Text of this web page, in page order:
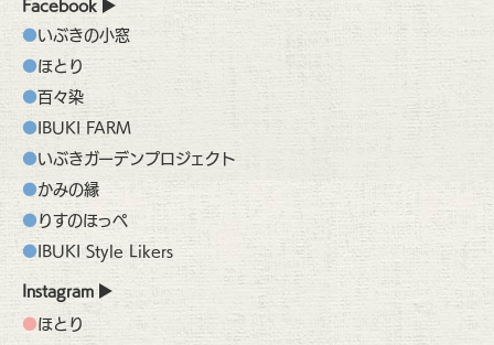
Facebook
いぶきの小窓
ほとり
百々染
IBUKI FARM
いぶきガーデンプロジェクト
かみの縁
りすのほっぺ
IBUKI Style Likers
Instagram
ほとり